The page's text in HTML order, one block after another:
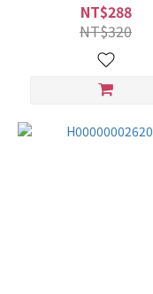
NT$288
NT$320